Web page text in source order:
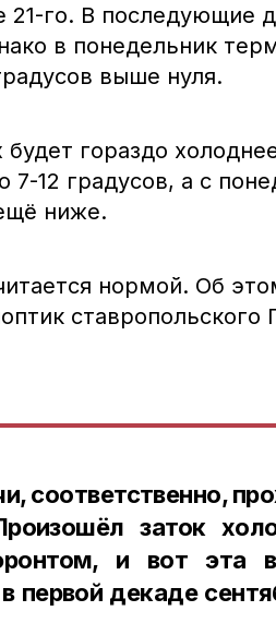
го. В последующие
в понедельник
выше нуля.
гораздо
12 градусов, а с
ниже.
нормой. Об
ставропольского
соответственно,
заток
и вот эта
первой декаде